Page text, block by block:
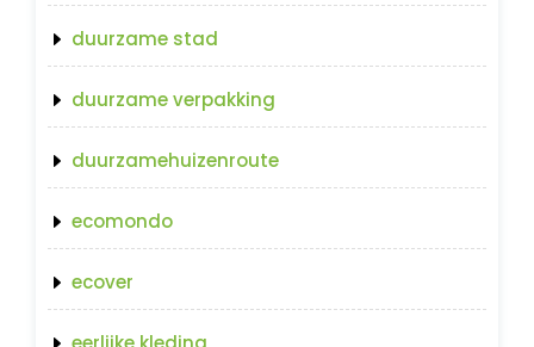
duurzame stad
duurzame verpakking
duurzamehuizenroute
ecomondo
ecover